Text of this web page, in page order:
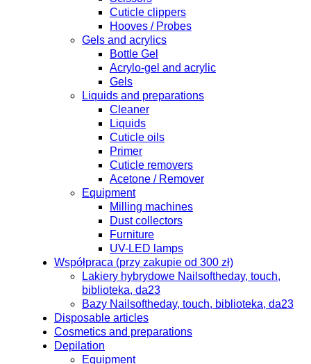
Cuticle clippers
Hooves / Probes
Gels and acrylics
Bottle Gel
Acrylo-gel and acrylic
Gels
Liquids and preparations
Cleaner
Liquids
Cuticle oils
Primer
Cuticle removers
Acetone / Remover
Equipment
Milling machines
Dust collectors
Furniture
UV-LED lamps
Współpraca (przy zakupie od 300 zł)
Lakiery hybrydowe Nailsoftheday, touch,
biblioteka, da23
Bazy Nailsoftheday, touch, biblioteka, da23
Disposable articles
Cosmetics and preparations
Depilation
Equipment